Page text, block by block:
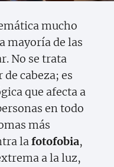
mucho
mayoría de las
No se trata
cabeza; es
que afecta a
en todo
más
lafotofobia,
a la luz,